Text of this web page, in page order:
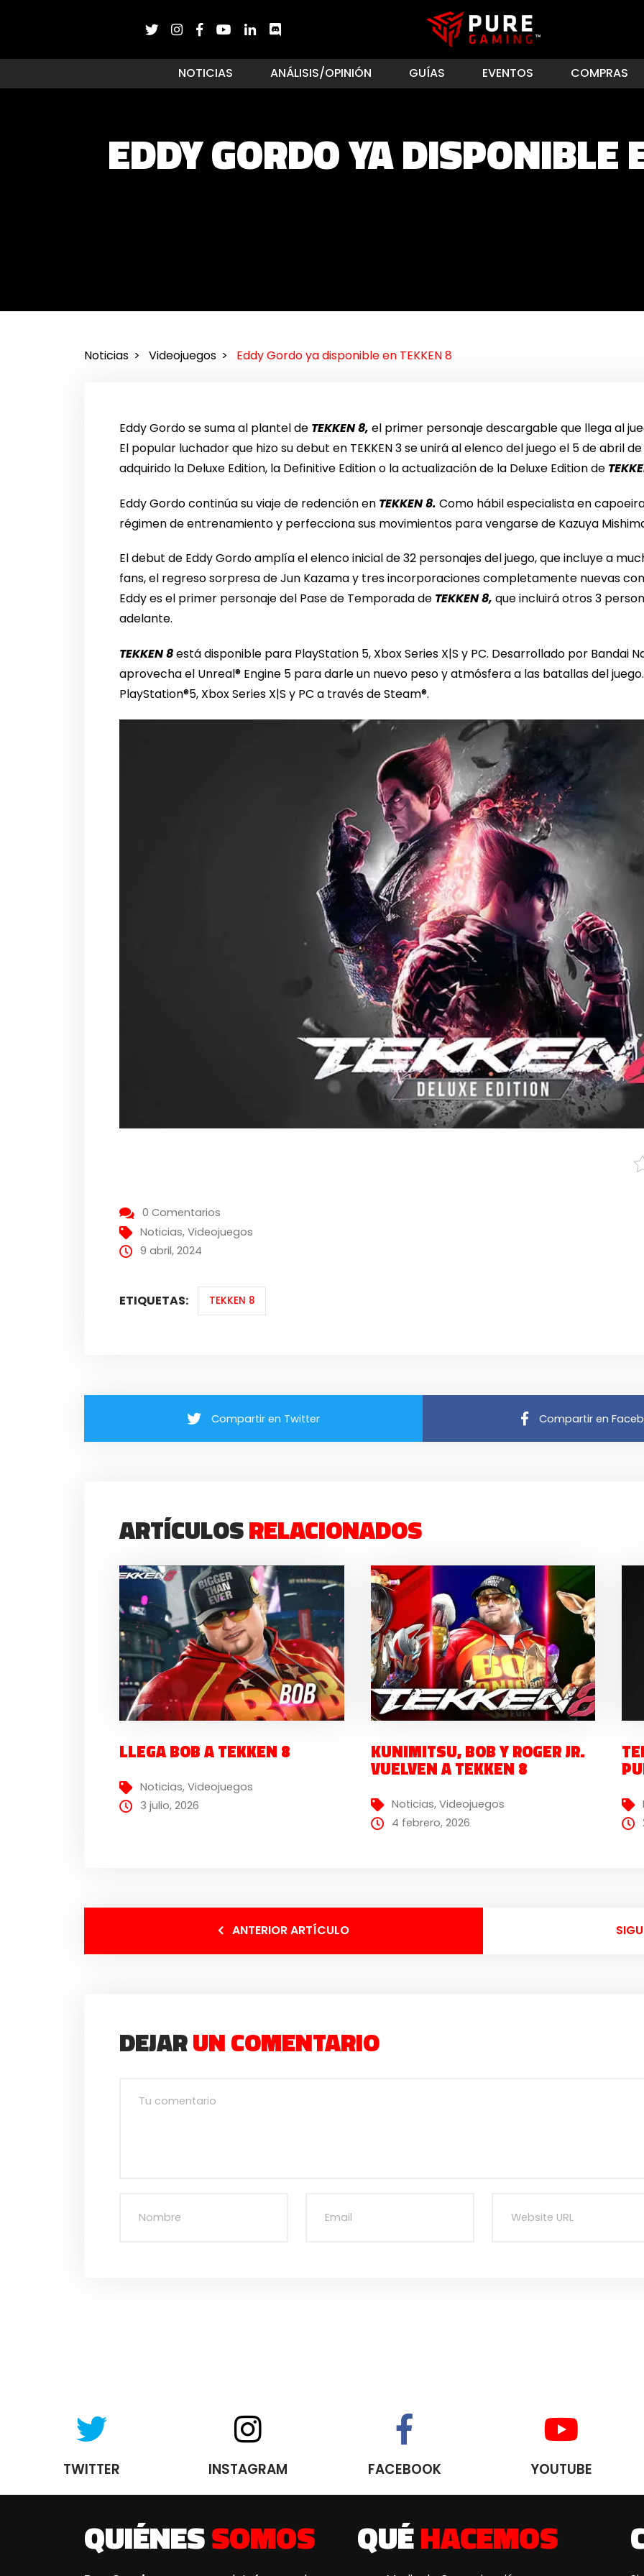
NOTICIAS ANÁLISIS/OPINIÓN GUÍAS EVENTOS COMPRAS
EDDY GORDO YA DISPONIBLE
Noticias Videojuegos Eddy Gordo ya disponible en TEKKEN 8
Eddy Gordo se suma al plantel de TEKKEN 8, el primer personaje descargable que llega al
El popular luchador que hizo su debut en TEKKEN 3 se unirá al elenco del juego el 5 de abril
adquirido la Deluxe Edition, la Definitive Edition o la actualización de la Deluxe Edition de
Eddy Gordo continúa su viaje de redención en TEKKEN 8. Como hábil especialista en
régimen de entrenamiento y perfecciona sus movimientos para vengarse de Kazuya
El debut de Eddy Gordo amplía el elenco inicial de 32 personajes del juego, que incluye a
fans, el regreso sorpresa de Jun Kazama y tres incorporaciones completamente nuevas
Eddy es el primer personaje del Pase de Temporada de TEKKEN 8, que incluirá otros 3
adelante.
TEKKEN 8está disponible para PlayStation 5, Xbox Series X|S y PC. Desarrollado por Bandai
aprovecha el Unreal® Engine 5 para darle un nuevo peso y atmósfera a las batallas del
PlayStation®5, Xbox Series X|S y PC a través de Steam®.
0 Comentarios
Noticias,Videojuegos
9 abril, 2024
ETIQUETAS: TEKKEN 8
Compartir en Twitter Compartir en
ARTÍCULOSRELACIONADOS
LLEGA BOB A TEKKEN 8
Noticias,Videojuegos
3 julio, 2026
KUNIMITSU, BOB Y ROGER JR.
VUELVEN A TEKKEN 8
Noticias, Videojuegos
4 febrero, 2026
ANTERIOR ARTÍCULO
DEJARUN COMENTARIO
TWITTER INSTAGRAM FACEBOOK YOUTUBE
QUIÉNESSOMOS QUÉHACEMOS